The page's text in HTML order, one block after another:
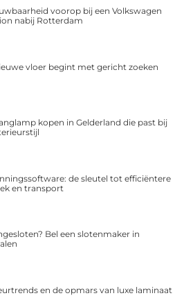
voorop bij een Volkswagen
nabij Rotterdam
vloer begint met gericht zoeken
kopen in Gelderland die past bij
de sleutel tot efficiëntere
en transport
Bel een slotenmaker in
en de opmars van luxe laminaat